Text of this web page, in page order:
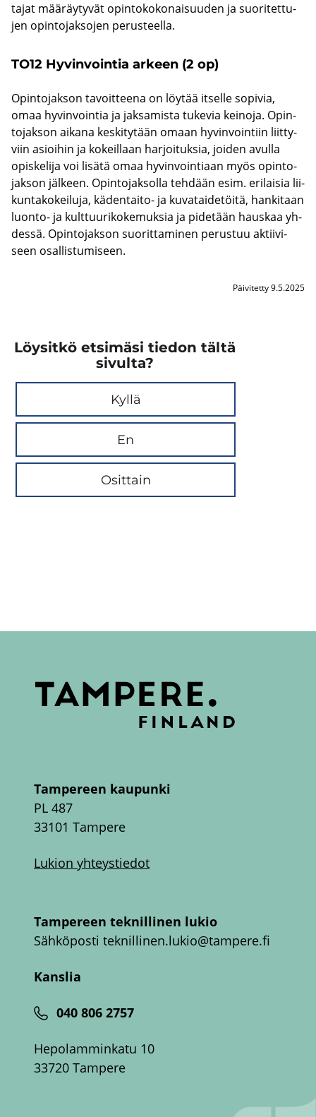
ta­jat mää­räy­ty­vät opin­to­ko­ko­nai­suu­den ja suo­ri­tet­tu­
jen opin­to­jak­so­jen pe­rus­teel­la.
TO12 Hy­vin­voin­tia ar­keen (2 op)
Opin­to­jak­son ta­voit­tee­na on löy­tää it­sel­le so­pi­via,
omaa hy­vin­voin­tia ja jak­sa­mis­ta tu­ke­via kei­no­ja. Opin­
to­jak­son ai­ka­na kes­ki­ty­tään omaan hy­vin­voin­tiin liit­ty­
viin asioi­hin ja ko­keil­laan har­joi­tuk­sia, joi­den avul­la
opis­ke­li­ja voi li­sä­tä omaa hy­vin­voin­ti­aan myös opin­to­
jak­son jäl­keen. Opin­to­jak­sol­la teh­dään esim. eri­lai­sia lii­
kun­ta­ko­kei­lu­ja, kädentaito-​ ja ku­va­tai­de­töi­tä, han­ki­taan
luonto-​ ja kult­tuu­ri­ko­ke­muk­sia ja pi­de­tään haus­kaa yh­
des­sä. Opin­to­jak­son suo­rit­ta­mi­nen pe­rus­tuu ak­tii­vi­
seen osal­lis­tu­mi­seen.
Päivitetty 9.5.2025
Löysitkö etsimäsi tiedon tältä
sivulta?
Kyllä
En
Osittain
Tampereen kaupunki
PL 487
33101 Tampere
Lukion yhteystiedot
Tampereen teknillinen lukio
Sähköposti teknillinen.lukio@tampere.fi
Kanslia
040 806 2757
Hepolamminkatu 10
33720 Tampere